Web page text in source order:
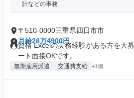
計などの事務
〒510-0000三重県四日市市
月給26万4900円
資格 Excelの実務経験がある方を大
ート面接OKです。 ...
無期雇用派遣 交通費支給 +1個